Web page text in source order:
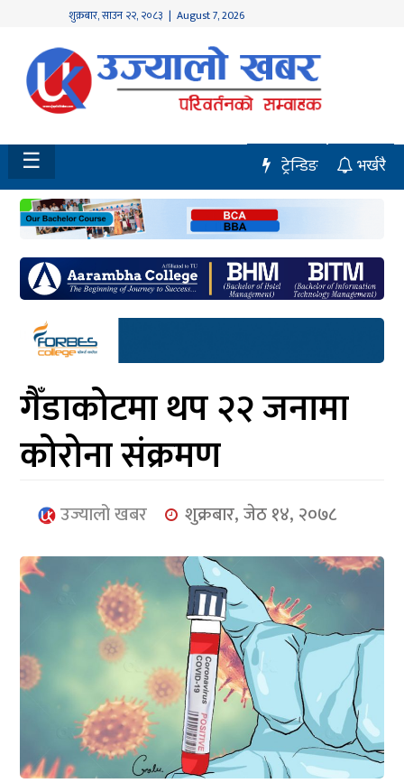
शुक्रबार,साउन २२, २०८३ | August 7, 2026
होमपेज
नवलपुर
विशेष
मध्य
नेपाल
चितवन
सेरोफेरो
समाचार
आर्थिक
मनोरञ्जन
खेलकुद
प्रबास
☰ भर्खरै
ट्रेन्डिङ
गैँडाकोटमा थप २२ जनामा
कोरोना संक्रमण
उज्यालो खबर शुक्रबार, जेठ १४, २०७८